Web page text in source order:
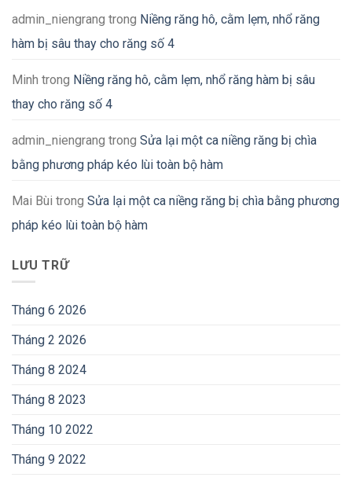
admin_niengrang trong Niềng răng hô, cằm lẹm, nhổ răng
hàm bị sâu thay cho răng số 4
Minh trong Niềng răng hô, cằm lẹm, nhổ răng hàm bị sâu
thay cho răng số 4
admin_niengrang trong Sửa lại một ca niềng răng bị chìa
bằng phương pháp kéo lùi toàn bộ hàm
Mai Bùi trong Sửa lại một ca niềng răng bị chìa bằng phương
pháp kéo lùi toàn bộ hàm
LƯU TRỮ
Tháng 6 2026
Tháng 2 2026
Tháng 8 2024
Tháng 8 2023
Tháng 10 2022
Tháng 9 2022